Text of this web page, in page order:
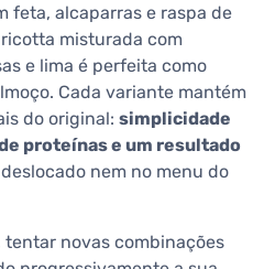
feta, alcaparras e raspa de
misturada com
e lima é perfeita como
Cada variante mantém
do original: simplicidade
proteínas e um resultado
nem no menu do
tentar novas combinações